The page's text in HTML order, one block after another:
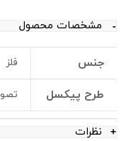
مشخصات محصول
جنس فلز
طرح پیکسل
نظرات